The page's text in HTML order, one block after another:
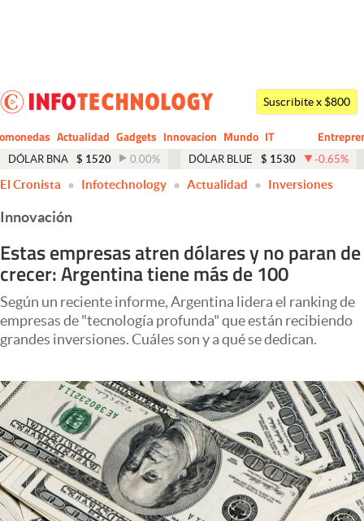
Dólar
Economía y Política
Finanzas y Mercados
Mercados Online
Negocios
Columnistas
Apertura
Clase
Clima
Mundial 2026
Eventos Corporativos
Suscribite x $800
Actualidad Gadgets Innovacion Mundo
CIO
IT
Business
DÓLAR BNA $ 1520 0.00% DÓLAR BLUE $ 1530 -0.65%
El Cronista Infotechnology Actualidad Inversiones
Innovación
Estas empresas atren dólares y no paran de
crecer: Argentina tiene más de 100
Según un reciente informe, Argentina lidera el ranking de
empresas de "tecnología profunda" que están recibiendo
grandes inversiones. Cuáles son y a qué se dedican.